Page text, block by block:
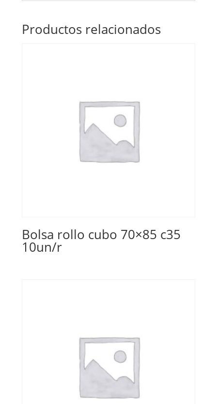
Productos relacionados
Bolsa rollo cubo 70×85 c35
10un/r